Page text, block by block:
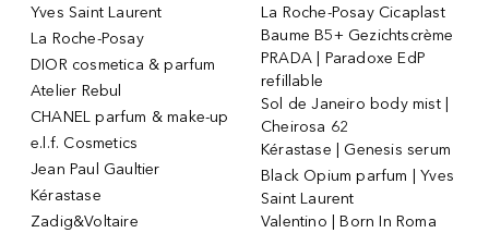
Yves Saint Laurent
La Roche-Posay
DIOR cosmetica & parfum
Atelier Rebul
CHANEL parfum & make-up
e.l.f. Cosmetics
Jean Paul Gaultier
Kérastase
Zadig&Voltaire
La Roche-Posay Cicaplast
Baume B5+ Gezichtscrème
PRADA | Paradoxe EdP
refillable
Sol de Janeiro body mist |
Cheirosa 62
Kérastase | Genesis serum
Black Opium parfum | Yves
Saint Laurent
Valentino | Born In Roma